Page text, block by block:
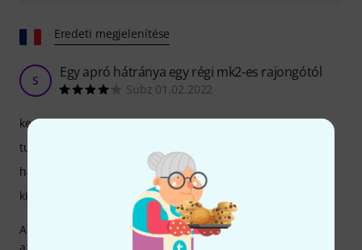
Eredeti megjelenítése
S Egy apró hátránya egy régi mk2-es rajongótól
Subz 01.02.2022
Amióta a Technics újra elkezdte gyártani a lemezjátszókat,
azonnal izgatott lettem, mivel eladtam a megbízható régi
kezelés
tulajdonsagok
hangzás
kivitelezés